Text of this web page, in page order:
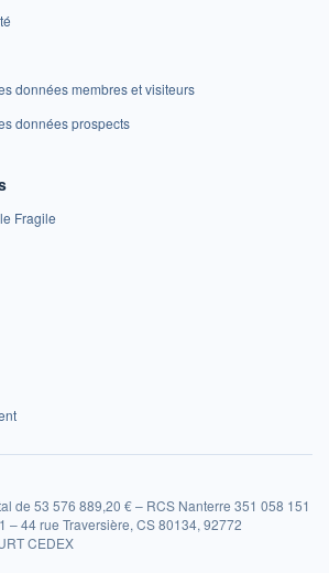
données membres et visiteurs
données prospects
Fragile
de 53 576 889,20 € – RCS Nanterre 351 058 151
– 44 rue Traversière, CS 80134, 92772
CEDEX